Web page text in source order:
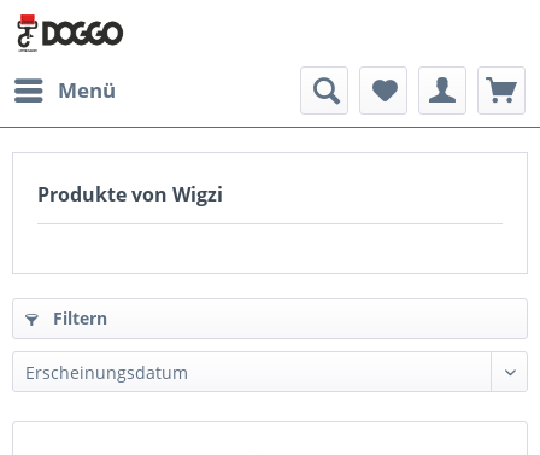
Menü
Produkte von Wigzi
Filtern